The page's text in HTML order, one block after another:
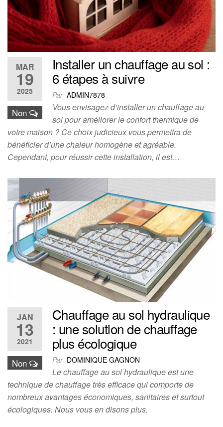
MAR
19
2025
Non
Installer un chauffage au sol :
6 étapes à suivre
Par ADMIN7878
Vous envisagez d’installer un chauffage au
sol pour améliorer le confort thermique de
votre maison ? Ce choix judicieux vous permettra de
bénéficier d’une chaleur homogène et agréable.
Cependant, pour réussir cette installation, il est…
JAN
13
2021
Non
Chauffage au sol hydraulique
: une solution de chauffage
plus écologique
Par DOMINIQUE GAGNON
Le chauffage au sol hydraulique est une
technique de chauffage très efficace qui comporte de
nombreux avantages économiques, sanitaires et surtout
écologiques. Nous vous en disons plus.